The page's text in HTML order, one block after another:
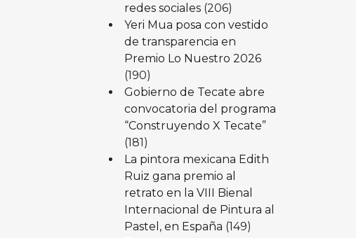
redes sociales (206)
Yeri Mua posa con vestido
de transparencia en
Premio Lo Nuestro 2026
(190)
Gobierno de Tecate abre
convocatoria del programa
“Construyendo X Tecate”
(181)
La pintora mexicana Edith
Ruiz gana premio al
retrato en la VIII Bienal
Internacional de Pintura al
Pastel, en España (149)